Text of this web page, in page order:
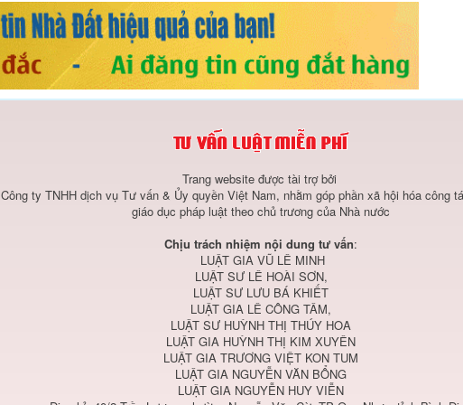
Trang website được tài trợ bởi
Công ty TNHH dịch vụ Tư vấn & Ủy quyền Việt Nam, nhằm góp phần xã hội hóa công
giáo dục pháp luật theo chủ trương của Nhà nước
Chịu trách nhiệm nội dung tư vấn:
LUẬT GIA VŨ LÊ MINH
LUẬT SƯ LÊ HOÀI SƠN,
LUẬT SƯ LƯU BÁ KHIẾT
LUẬT GIA LÊ CÔNG TÂM,
LUẬT SƯ HUỲNH THỊ THÚY HOA
LUẬT GIA HUỲNH THỊ KIM XUYÊN
LUẬT GIA TRƯƠNG VIỆT KON TUM
LUẬT GIA NGUYỄN VĂN BỔNG
LUẬT GIA NGUYỄN HUY VIỄN